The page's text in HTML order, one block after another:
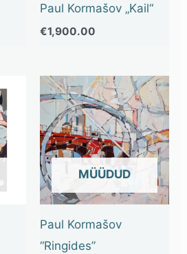
Paul Kormašov „Kail“
€1,900.00
OUT OF STOCK
Paul Kormašov
“Ringides”